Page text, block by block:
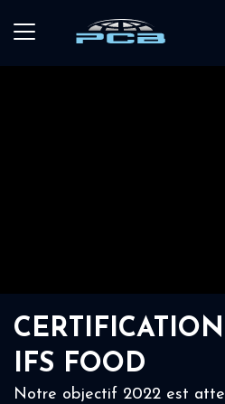
CERTIFICATION
IFS FOOD
Notre objectif 2022 est